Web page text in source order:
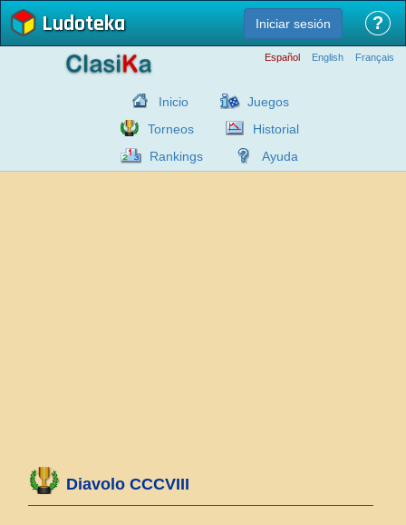
Ludoteka Iniciar sesión ?
Español English Français
Inicio
Juegos
Torneos
Historial
Rankings
Ayuda
Diavolo CCCVIII